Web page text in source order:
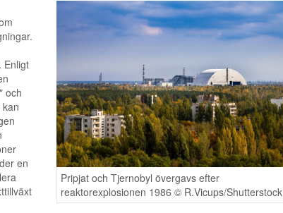
Pripjat och Tjernobyl övergavs efter
reaktorexplosionen 1986 © R.Vicups/Shutterstock
Enligt
och
en